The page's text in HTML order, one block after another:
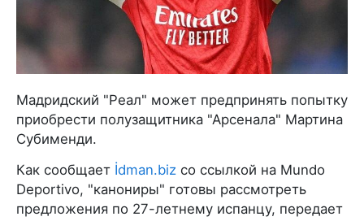
Мадридский "Реал" может предпринять попытку
приобрести полузащитника "Арсенала" Мартина
Субименди.
Как сообщает İdman.biz со ссылкой на Mundo
Deportivo, "канониры" готовы рассмотреть
предложения по 27-летнему испанцу, передает